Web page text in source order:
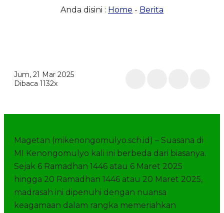
Anda disini : Home - Berita
Jum, 21 Mar 2025
Dibaca 1132x
Magetan (mikenongomulyo.sch.id) – Suasana di
MI Kenongomulyo kali ini berbeda dari biasanya.
Sejak 6 Ramadhan 1446 atau 6 Maret 2025
hingga 20 Ramadhan 1446 atau 20 Maret 2025,
madrasah ini dipenuhi dengan nuansa
keagamaan dalam rangka memeriahkan